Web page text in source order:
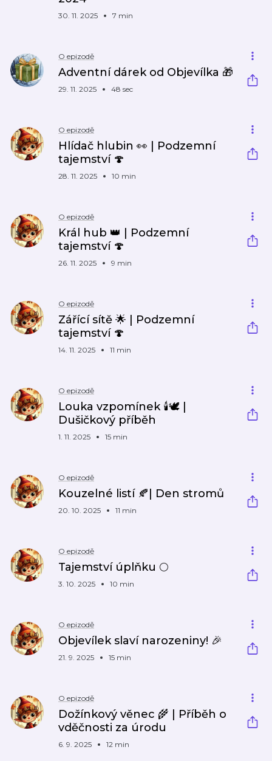
30. 11. 2025 7 min
O epizodě
Adventní dárek od Objevílka 🎁
29. 11. 2025 48 sec
O epizodě
Hlídač hlubin 👀 | Podzemní
tajemství 🍄
28. 11. 2025 10 min
O epizodě
Král hub 👑 | Podzemní
tajemství 🍄
26. 11. 2025 9 min
O epizodě
Zářící sítě 🌟 | Podzemní
tajemství 🍄
14. 11. 2025 11 min
O epizodě
Louka vzpomínek 🕯🕊 |
Dušičkový příběh
1. 11. 2025 15 min
O epizodě
Kouzelné listí 🍂| Den stromů
20. 10. 2025 11 min
O epizodě
Tajemství úplňku 🌕
3. 10. 2025 10 min
O epizodě
Objevílek slaví narozeniny! 🎉
21. 9. 2025 15 min
O epizodě
Dožínkový věnec 🌾 | Příběh o
vděčnosti za úrodu
6. 9. 2025 12 min